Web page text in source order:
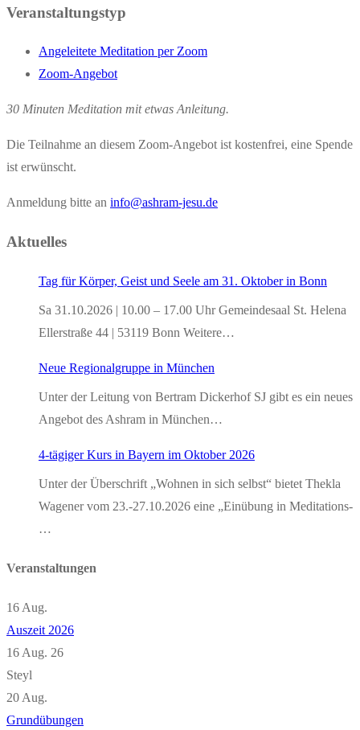
Veranstaltungstyp
Angeleitete Meditation per Zoom
Zoom-Angebot
30 Minuten Meditation mit etwas Anleitung.
Die Teilnahme an diesem Zoom-Angebot ist kostenfrei, eine Spende
ist erwünscht.
Anmeldung bitte an info@ashram-jesu.de
Aktuelles
Tag für Körper, Geist und Seele am 31. Oktober in Bonn
Sa 31.10.2026 | 10.00 – 17.00 Uhr Gemeindesaal St. Helena
Ellerstraße 44 | 53119 Bonn Weitere…
Neue Regionalgruppe in München
Unter der Leitung von Bertram Dickerhof SJ gibt es ein neues
Angebot des Ashram in München…
4-tägiger Kurs in Bayern im Oktober 2026
Unter der Überschrift „Wohnen in sich selbst“ bietet Thekla
Wagener vom 23.-27.10.2026 eine „Einübung in Meditations-
…
Veranstaltungen
16 Aug.
Auszeit 2026
16 Aug. 26
Steyl
20 Aug.
Grundübungen